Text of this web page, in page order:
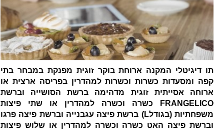
תו דיגיטלי המקנה ארוחת בוקר זוגית מפנקת במבחר בתי
קפה ומסעדות כשרות וכשרות למהדרין בפריסה ארצית או
ארוחה אסייתית זוגית מדהימה ברשת הסושייה וברשת
FRANGELICO כשרה וכשרה למהדרין או שתי פיצות
משפחתיות (בגודלL) ברשת פיצה עגבנייה וברשת פיצה פרגו
וברשת פיצה האט כשרה וכשרה למהדרין או שלוש פיצות